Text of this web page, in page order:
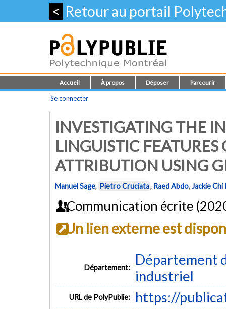
< Retour au portail
Accueil À propos Déposer Parcourir
Se connecter
INVESTIGATING THE
LINGUISTIC
ATTRIBUTION USING
Manuel Sage, Pietro Cruciata, Raed Abdo,Jackie
Communication écrite
Un lien externe est
Département:
Département
industriel
URL de PolyPublie: https://